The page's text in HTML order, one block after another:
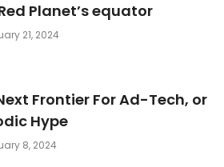
Planet’s equator
21, 2024
Frontier For Ad-Tech, or
Hype
8, 2024